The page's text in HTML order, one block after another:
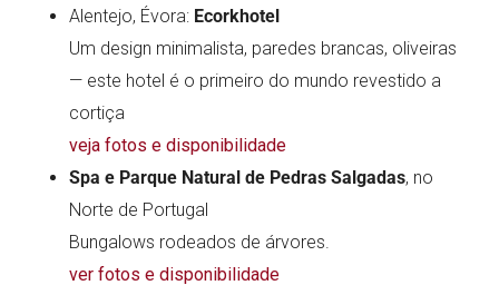
Alentejo, Évora: Ecorkhotel
Um design minimalista, paredes brancas, oliveiras
— este hotel é o primeiro do mundo revestido a
cortiça
veja fotos e disponibilidade
Spa e Parque Natural de Pedras Salgadas, no
Norte de Portugal
Bungalows rodeados de árvores.
ver fotos e disponibilidade